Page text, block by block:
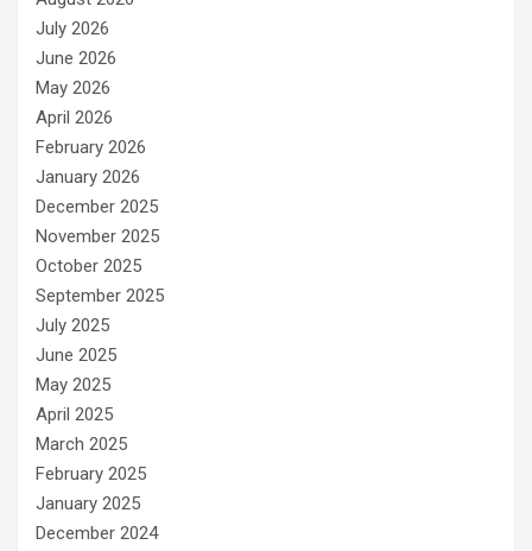
e
s
July 2026
June 2026
May 2026
April 2026
February 2026
January 2026
December 2025
November 2025
October 2025
September 2025
July 2025
June 2025
May 2025
April 2025
March 2025
February 2025
January 2025
December 2024